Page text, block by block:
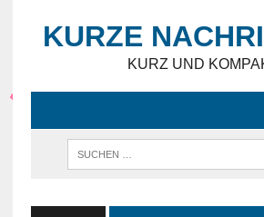
KURZE
KURZ UND